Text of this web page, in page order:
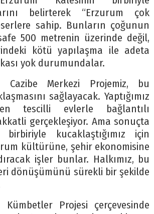
belirterek “Erzurum çok
sahip. Bunların çoğunun
500 metrenin üzerinde değil,
kötü yapılaşma ile adeta
yok durumundalar.
Cazibe Merkezi Projemiz, bu
sağlayacak. Yaptığımız
tescilli evlerle bağlantılı
gerçekleşiyor. Ama sonuçta
kucaklaştığımız için
kültürüne, şehir ekonomisine
işler bunlar. Halkımız, bu
dönüşümünü sürekli bir şekilde
Projesi çerçevesinde